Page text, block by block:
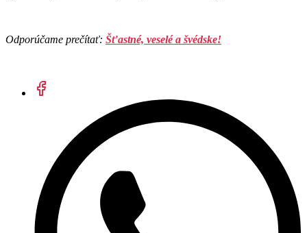
Odporúčame prečítať: Šťastné, veselé a švédske!